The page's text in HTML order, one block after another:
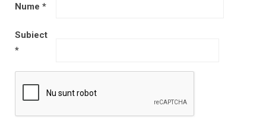
Nume *
Subiect
*